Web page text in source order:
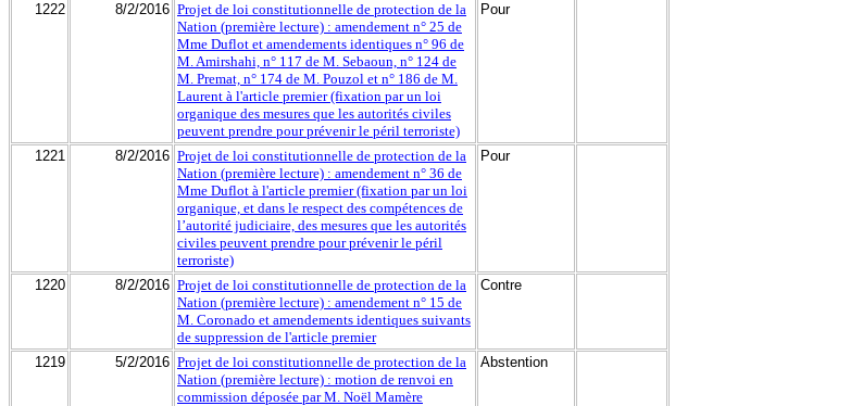
1222 8/2/2016 Projet de loi constitutionnelle de protection de la
Nation (première lecture) : amendement n° 25 de
Mme Duflot et amendements identiques n° 96 de
M. Amirshahi, n° 117 de M. Sebaoun, n° 124 de
M. Premat, n° 174 de M. Pouzol et n° 186 de M.
Laurent à l'article premier (fixation par un loi
organique des mesures que les autorités civiles
peuvent prendre pour prévenir le péril terroriste)
Pour
1221 8/2/2016 Projet de loi constitutionnelle de protection de la
Nation (première lecture) : amendement n° 36 de
Mme Duflot à l'article premier (fixation par un loi
organique, et dans le respect des compétences de
l’autorité judiciaire, des mesures que les autorités
civiles peuvent prendre pour prévenir le péril
terroriste)
Pour
1220 8/2/2016 Projet de loi constitutionnelle de protection de la
Nation (première lecture) : amendement n° 15 de
M. Coronado et amendements identiques suivants
de suppression de l'article premier
Contre
1219 5/2/2016 Projet de loi constitutionnelle de protection de la
Nation (première lecture) : motion de renvoi en
commission déposée par M. Noël Mamère
Abstention